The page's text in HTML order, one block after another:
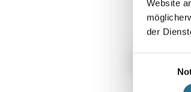
Website
der